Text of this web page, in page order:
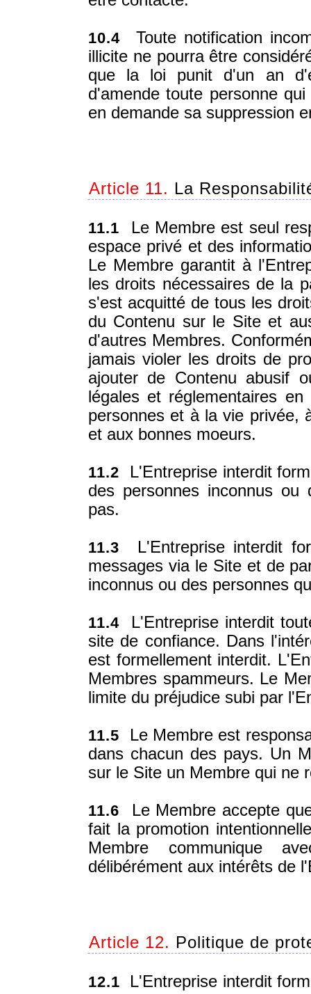
10.4 Toute notification
illicite ne pourra être
que la loi punit d'un an
d'amende toute personne
en demande sa suppression
Article 11. La
11.1 Le Membre est seul
espace privé et des
Le Membre garantit à
les droits nécessaires de la
s'est acquitté de tous les
du Contenu sur le Site et
d'autres Membres.
jamais violer les droits de
ajouter de Contenu abusif
légales et réglementaires
personnes et à la vie privée,
et aux bonnes moeurs.
11.2 L'Entreprise interdit
des personnes inconnus
pas.
11.3 L'Entreprise interdit
messages via le Site et de
inconnus ou des personnes
11.4 L'Entreprise interdit
site de confiance. Dans
est formellement interdit.
Membres spammeurs. Le
limite du préjudice subi par
11.5 Le Membre est
dans chacun des pays. Un
sur le Site un Membre qui ne
11.6 Le Membre accepte
fait la promotion
Membre communique
délibérément aux intérêts de
Article 12. Politique de
12.1 L'Entreprise interdit